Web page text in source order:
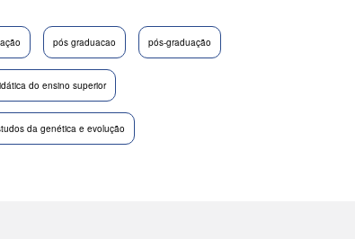
pós graduacao pós-graduação
do ensino superior
da genética e evolução